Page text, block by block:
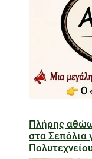
Πλήρης
στα Σεπόλια